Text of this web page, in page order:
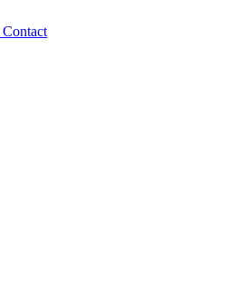
Contact